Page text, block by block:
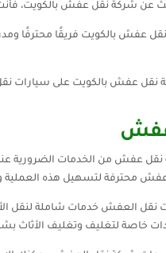
عن شركة نقل عفش بالكويت،
نقل عفش بالكويت فريقًا محترفًا
نقل عفش بالكويت على سيارات نقل
نقل عفش من الخدمات الضرورية
محترفة لتسهيل هذه العملية
نقل العفش خدمات شاملة لنقل
خاصة لتغليف وتغليف الأثاث